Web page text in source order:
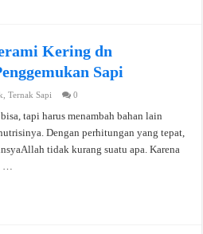
Kering dn
Sapi
,Ternak Sapi 0
tapi harus menambah bahan lain
Dengan perhitungan yang tepat,
tidak kurang suatu apa. Karena